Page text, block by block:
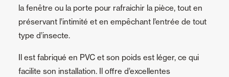
la fenêtre ou la porte pour rafraichir la pièce, tout en
préservant l’intimité et en empêchant l’entrée de tout
type d’insecte.
Il est fabriqué en PVC et son poids est léger, ce qui
facilite son installation. Il offre d’excellentes